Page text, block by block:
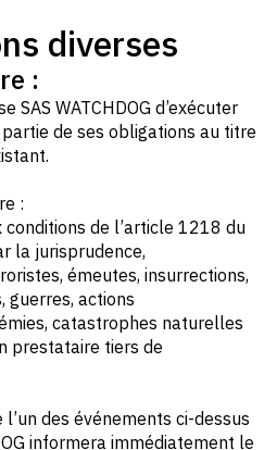
diverses
:
SAS WATCHDOG d’exécuter
de ses obligations au titre
:
de l’article 1218 du
la jurisprudence,
émeutes, insurrections,
guerres, actions
catastrophes naturelles
prestataire tiers de
des événements ci-dessus
informera immédiatement le